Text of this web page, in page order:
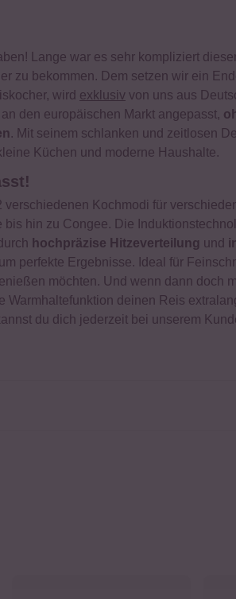
Lange war es sehr kompliziert
zu bekommen. Dem setzen wir ein
wird exklusiv von uns aus
den europäischen Markt angepasst,
. Mit seinem schlanken und zeitlosen
Küchen und moderne Haushalte.
verschiedenen Kochmodi für
hin zu Congee. Die
hochpräzise Hitzeverteilung und
perfekte Ergebnisse. Ideal für
möchten. Und wenn dann doch
Warmhaltefunktion deinen Reis
du dich jederzeit bei unserem